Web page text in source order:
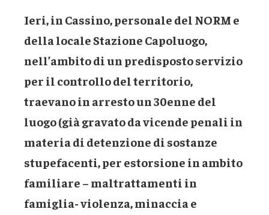
Ieri, in Cassino, personale del NORM e
della locale Stazione Capoluogo,
nell’ambito di un predisposto servizio
per il controllo del territorio,
traevano in arresto un 30enne del
luogo (già gravato da vicende penali in
materia di detenzione di sostanze
stupefacenti, per estorsione in ambito
familiare – maltrattamenti in
famiglia- violenza, minaccia e